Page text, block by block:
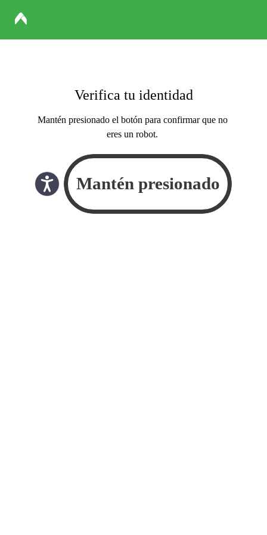
Verifica tu identidad
Mantén presionado el botón para confirmar que no
eres un robot.